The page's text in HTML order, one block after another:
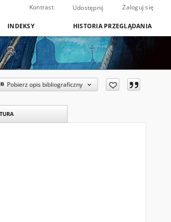
Kontrast Udostępnij Zaloguj się
INDEKSY HISTORIA PRZEGLĄDANIA
Pobierz opis bibliograficzny